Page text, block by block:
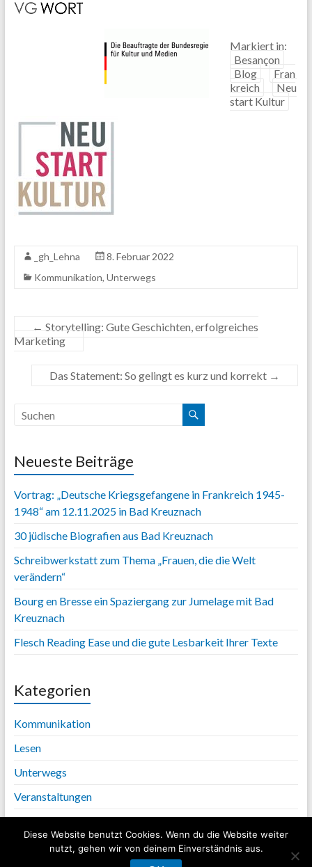
Markiert in:
Besançon
Blog
Fran
kreich
Neu
start Kultur
_gh_Lehna
8. Februar 2022
Kommunikation, Unterwegs
← Storytelling: Gute Geschichten, erfolgreiches
Marketing
Das Statement: So gelingt es kurz und korrekt →
Neueste Beiträge
Vortrag: „Deutsche Kriegsgefangene in Frankreich 1945-
1948“ am 12.11.2025 in Bad Kreuznach
30 jüdische Biografien aus Bad Kreuznach
Schreibwerkstatt zum Thema „Frauen, die die Welt
verändern“
Bourg en Bresse ein Spaziergang zur Jumelage mit Bad
Kreuznach
Flesch Reading Ease und die gute Lesbarkeit Ihrer Texte
Kategorien
Kommunikation
Lesen
Unterwegs
Veranstaltungen
Copyright © 2026Lehna-PR für erfolgreiche Kommunikation. Alle Rechte
Diese Website benutzt Cookies. Wenn du die Website weiter
nutzt, gehen wir von deinem Einverständnis aus.